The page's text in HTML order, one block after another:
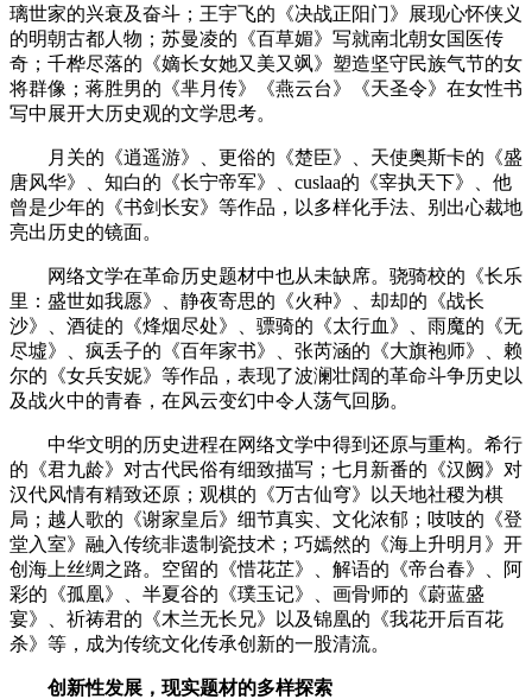
璃世家的兴衰及奋斗；王宇飞的《决战正阳门》展现心怀侠义
的明朝古都人物；苏曼凌的《百草媚》写就南北朝女国医传
奇；千桦尽落的《嫡长女她又美又飒》塑造坚守民族气节的女
将群像；蒋胜男的《芈月传》《燕云台》《天圣令》在女性书
写中展开大历史观的文学思考。
月关的《逍遥游》、更俗的《楚臣》、天使奥斯卡的《盛
唐风华》、知白的《长宁帝军》、cuslaa的《宰执天下》、他
曾是少年的《书剑长安》等作品，以多样化手法、别出心裁地
亮出历史的镜面。
网络文学在革命历史题材中也从未缺席。骁骑校的《长乐
里：盛世如我愿》、静夜寄思的《火种》、却却的《战长
沙》、酒徒的《烽烟尽处》、骠骑的《太行血》、雨魔的《无
尽墟》、疯丢子的《百年家书》、张芮涵的《大旗袍师》、赖
尔的《女兵安妮》等作品，表现了波澜壮阔的革命斗争历史以
及战火中的青春，在风云变幻中令人荡气回肠。
中华文明的历史进程在网络文学中得到还原与重构。希行
的《君九龄》对古代民俗有细致描写；七月新番的《汉阙》对
汉代风情有精致还原；观棋的《万古仙穹》以天地社稷为棋
局；越人歌的《谢家皇后》细节真实、文化浓郁；吱吱的《登
堂入室》融入传统非遗制瓷技术；巧嫣然的《海上升明月》开
创海上丝绸之路。空留的《惜花芷》、解语的《帝台春》、阿
彩的《孤凰》、半夏谷的《璞玉记》、画骨师的《蔚蓝盛
宴》、祈祷君的《木兰无长兄》以及锦凰的《我花开后百花
杀》等，成为传统文化传承创新的一股清流。
创新性发展，现实题材的多样探索